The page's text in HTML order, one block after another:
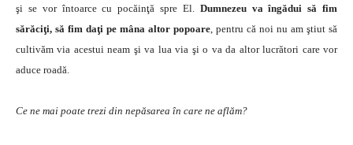
şi se vor întoarce cu pocăinţă spre El. Dumnezeu va îngădui să fim
sărăciţi, să fim daţi pe mâna altor popoare, pentru că noi nu am ştiut să
cultivăm via acestui neam şi va lua via şi o va da altor lucrători care vor
aduce roadă.
Ce ne mai poate trezi din nepăsarea în care ne aflăm?